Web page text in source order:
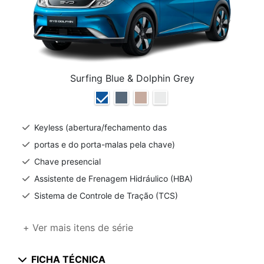
Surfing Blue & Dolphin Grey
Keyless (abertura/fechamento das
portas e do porta-malas pela chave)
Chave presencial
Assistente de Frenagem Hidráulico (HBA)
Sistema de Controle de Tração (TCS)
+ Ver mais itens de série
FICHA TÉCNICA